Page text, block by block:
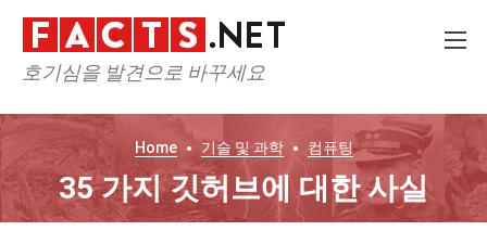
호기심을 발견으로 바꾸세요
Home 기술 및 과학 컴퓨팅
35 가지 깃허브에 대한 사실